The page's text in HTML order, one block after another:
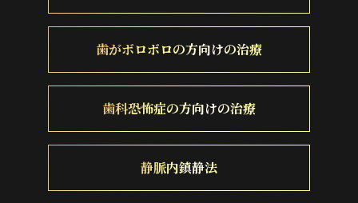
歯がボロボロの方向けの治療
歯科恐怖症の方向けの治療
静脈内鎮静法